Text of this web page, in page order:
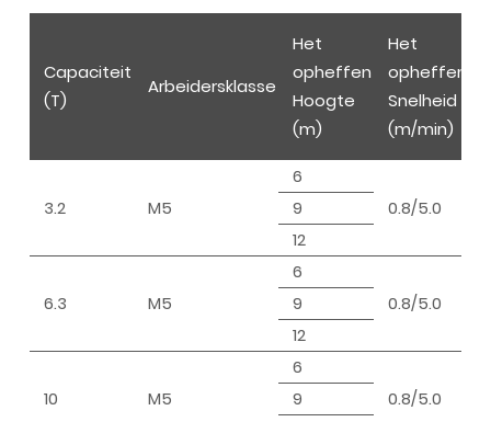
Capaciteit
(T)
Arbeidersklasse
Het
opheffen
Hoogte
(m)
Het
opheffen
Snelheid
(m/min)
3.2 M5
6
0.8/5.0
9
12
6.3 M5
6
0.8/5.0
9
12
10 M5
6
0.8/5.0
9